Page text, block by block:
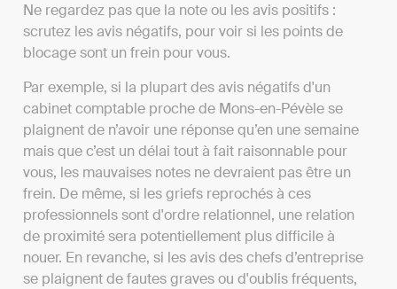
Ne regardez pas que la note ou les avis positifs :
scrutez les avis négatifs, pour voir si les points de
blocage sont un frein pour vous.
Par exemple, si la plupart des avis négatifs d'un
cabinet comptable proche de Mons-en-Pévèle se
plaignent de n’avoir une réponse qu’en une semaine
mais que c’est un délai tout à fait raisonnable pour
vous, les mauvaises notes ne devraient pas être un
frein. De même, si les griefs reprochés à ces
professionnels sont d'ordre relationnel, une relation
de proximité sera potentiellement plus difficile à
nouer. En revanche, si les avis des chefs d’entreprise
se plaignent de fautes graves ou d'oublis fréquents,